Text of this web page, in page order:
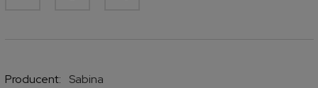
Producent:
Sabina